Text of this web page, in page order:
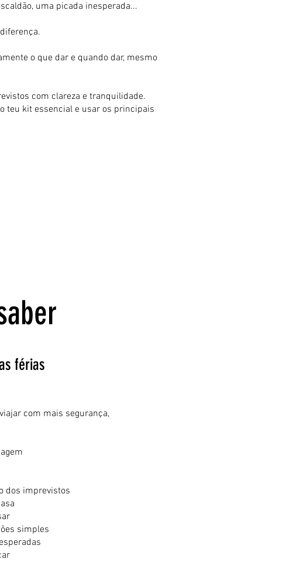
uma picada inesperada...
o que dar e quando dar, mesmo
com clareza e tranquilidade.
teu kit essencial e usar os principais
férias
com mais segurança,
dos imprevistos
simples